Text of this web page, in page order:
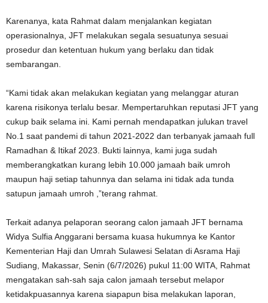
Karenanya, kata Rahmat dalam menjalankan kegiatan
operasionalnya, JFT melakukan segala sesuatunya sesuai
prosedur dan ketentuan hukum yang berlaku dan tidak
sembarangan.
“Kami tidak akan melakukan kegiatan yang melanggar aturan
karena risikonya terlalu besar. Mempertaruhkan reputasi JFT yang
cukup baik selama ini. Kami pernah mendapatkan julukan travel
No.1 saat pandemi di tahun 2021-2022 dan terbanyak jamaah full
Ramadhan & Itikaf 2023. Bukti lainnya, kami juga sudah
memberangkatkan kurang lebih 10.000 jamaah baik umroh
maupun haji setiap tahunnya dan selama ini tidak ada tunda
satupun jamaah umroh ,”terang rahmat.
Terkait adanya pelaporan seorang calon jamaah JFT bernama
Widya Sulfia Anggarani bersama kuasa hukumnya ke Kantor
Kementerian Haji dan Umrah Sulawesi Selatan di Asrama Haji
Sudiang, Makassar, Senin (6/7/2026) pukul 11:00 WITA, Rahmat
mengatakan sah-sah saja calon jamaah tersebut melapor
ketidakpuasannya karena siapapun bisa melakukan laporan,